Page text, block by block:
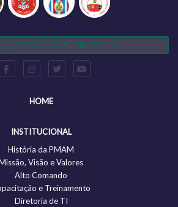
AO POLICIAL MILITAR
HOME
INSTITUCIONAL
História da PMAM
Visão e Valores
Alto Comando
e Treinamento
Diretoria de TI